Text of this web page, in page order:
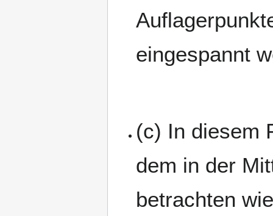
eingespannt
(c) In diesem
dem in der
betrachten